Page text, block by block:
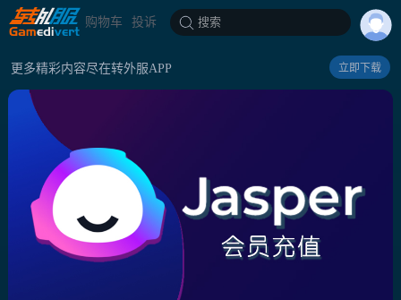
购物车 投诉 搜索
更多精彩内容尽在转外服APP 立即下载